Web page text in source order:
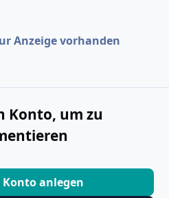
Anzeige vorhanden
Konto, um zu
Konto anlegen